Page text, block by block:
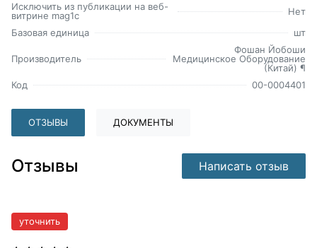
Исключить из публикации на веб-
витрине mag1c
Нет
Базовая единица
шт
Производитель
Фошан Йобоши
Медицинское Оборудование
(Китай) ¶
Код
00-0004401
ОТЗЫВЫ ДОКУМЕНТЫ
Отзывы Написать отзыв
уточнить